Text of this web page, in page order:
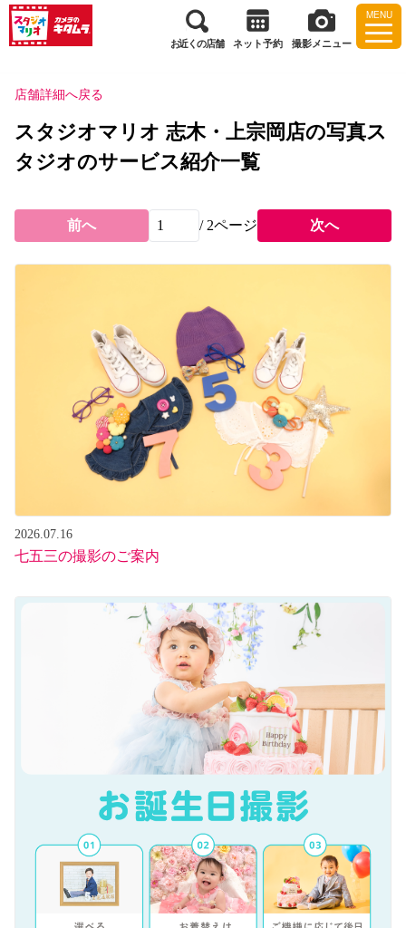
MENU
お近くの店舗 ネット予約 撮影メニュー
店舗詳細へ戻る
スタジオマリオ 志木・上宗岡店の写真ス
タジオのサービス紹介一覧
前へ / 2ページ 次へ
2026.07.16
七五三の撮影のご案内